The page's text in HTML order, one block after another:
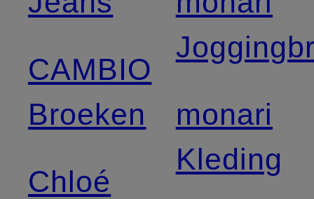
CAMBIO
Broeken
Chloé
monari
Kleding